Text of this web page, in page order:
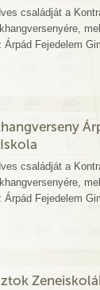
családját a
Fejedelem
családját a
Fejedelem